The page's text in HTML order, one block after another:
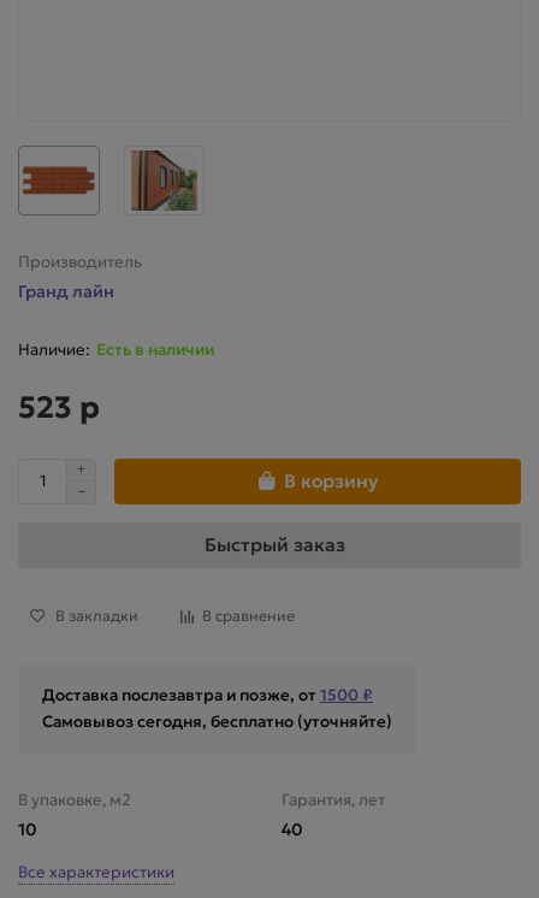
Производитель
Гранд лайн
Есть в наличии
523 р
В корзину
Быстрый заказ
В закладки В сравнение
Доставка послезавтра и позже, от 1500 ₽
Самовывоз сегодня, бесплатно (уточняйте)
В упаковке, м2
10
Гарантия, лет
40
Все характеристики